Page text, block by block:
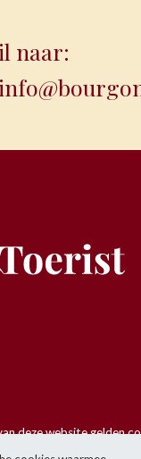
naar:
deze website gelden
schriftelijke